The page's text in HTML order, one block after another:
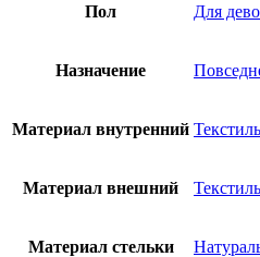
Пол Для
Назначение
Материал внутренний Текстиль
Материал внешний Текстиль
Материал стельки